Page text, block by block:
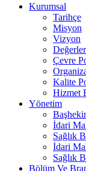
Kurumsal
Tarihçe
Misyon
Vizyon
Değerler
Çevre
Kalite
Hizmet
Yönetim
İdari
Sağlık
İdari
Sağlık
Bölüm Ve